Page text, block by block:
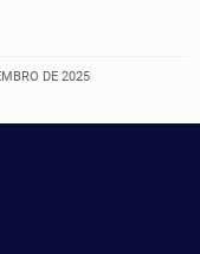
DE 2025